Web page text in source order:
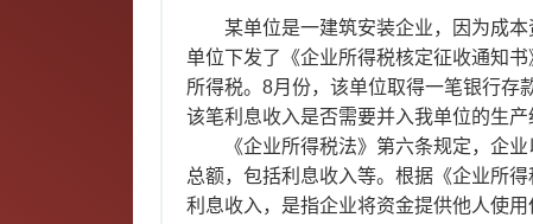
某单位是一建筑安装企业，因为成
单位下发了《企业所得税核定征收通知
所得税。8月份，该单位取得一笔银行存
该笔利息收入是否需要并入我单位的生
《企业所得税法》第六条规定，企
总额，包括利息收入等。根据《企业所
利息收入，是指企业将资金提供他人使